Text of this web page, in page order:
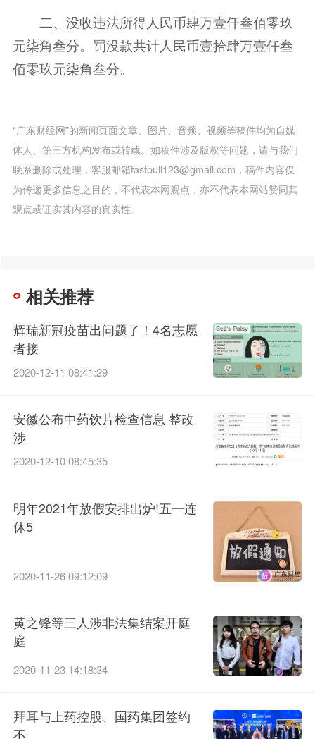
二、没收违法所得人民币肆万壹仟叁佰零玖
元柒角叁分。罚没款共计人民币壹拾肆万壹仟叁
佰零玖元柒角叁分。
“广东财经网”的新闻页面文章、图片、音频、视频等稿件均为自媒
体人、第三方机构发布或转载。如稿件涉及版权等问题，请与我们
联系删除或处理，客服邮箱fastbull123@gmail.com，稿件内容仅
为传递更多信息之目的，不代表本网观点，亦不代表本网站赞同其
观点或证实其内容的真实性。
相关推荐
辉瑞新冠疫苗出问题了！4名志愿
者接
2020-12-11 08:41:29
安徽公布中药饮片检查信息 整改
涉
2020-12-10 08:45:35
明年2021年放假安排出炉!五一连
休5
2020-11-26 09:12:09
黄之锋等三人涉非法集结案开庭
庭
2020-11-23 14:18:34
拜耳与上药控股、国药集团签约
不